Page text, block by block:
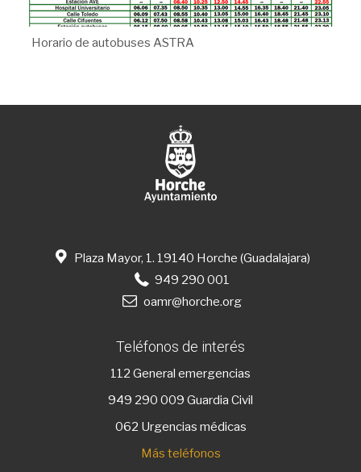
Horario de autobuses ASTRA
Plaza Mayor, 1. 19140 Horche (Guadalajara)
949 290 001
oamr@horche.org
Teléfonos de interés
112 General emergencias
949 290 009 Guardia Civil
062 Urgencias médicas
Más teléfonos